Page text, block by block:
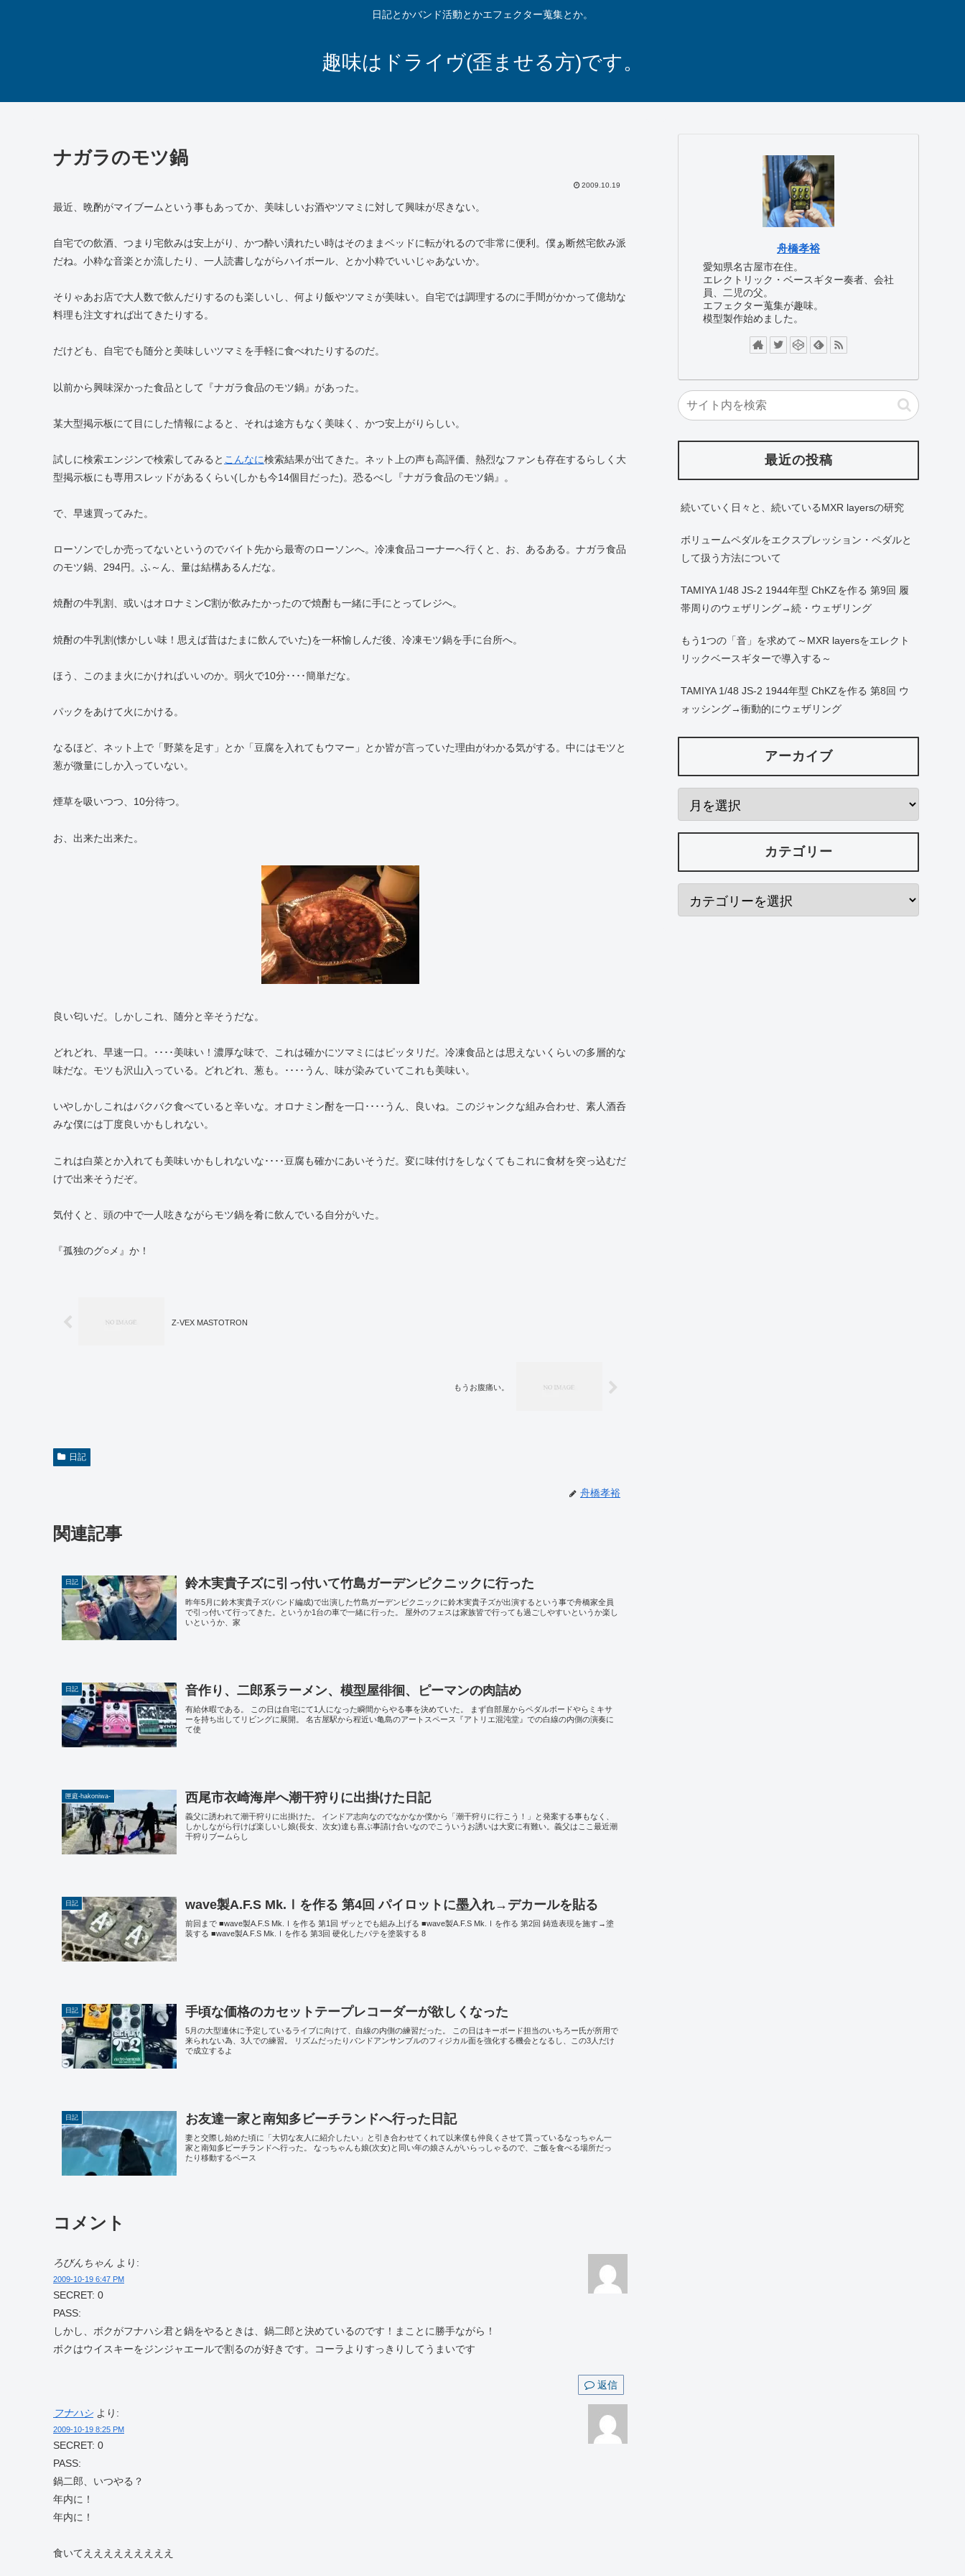
日記とかバンド活動とかエフェクター蒐集とか。
趣味はドライヴ(歪ませる方)です。
ナガラのモツ鍋
2009.10.19
最近、晩酌がマイブームという事もあってか、美味しいお酒やツマミに対して興味が尽きない。
自宅での飲酒、つまり宅飲みは安上がり、かつ酔い潰れたい時はそのままベッドに転がれるので非常に便利。僕ぁ断然宅飲み派
だね。小粋な音楽とか流したり、一人読書しながらハイボール、とか小粋でいいじゃあないか。
そりゃあお店で大人数で飲んだりするのも楽しいし、何より飯やツマミが美味い。自宅では調理するのに手間がかかって億劫な
料理も注文すれば出てきたりする。
だけども、自宅でも随分と美味しいツマミを手軽に食べれたりするのだ。
以前から興味深かった食品として『ナガラ食品のモツ鍋』があった。
某大型掲示板にて目にした情報によると、それは途方もなく美味く、かつ安上がりらしい。
試しに検索エンジンで検索してみると こんなに検索結果が出てきた。ネット上の声も高評価、熱烈なファンも存在するらしく大
型掲示板にも専用スレッドがあるくらい(しかも今14個目だった)。恐るべし『ナガラ食品のモツ鍋』。
で、早速買ってみた。
ローソンでしか売ってないというのでバイト先から最寄のローソンへ。冷凍食品コーナーへ行くと、お、あるある。ナガラ食品
のモツ鍋、294円。ふ～ん、量は結構あるんだな。
焼酎の牛乳割、或いはオロナミンC割が飲みたかったので焼酎も一緒に手にとってレジへ。
焼酎の牛乳割(懐かしい味！思えば昔はたまに飲んでいた)を一杯愉しんだ後、冷凍モツ鍋を手に台所へ。
ほう、このまま火にかければいいのか。弱火で10分････簡単だな。
パックをあけて火にかける。
なるほど、ネット上で「野菜を足す」とか「豆腐を入れてもウマー」とか皆が言っていた理由がわかる気がする。中にはモツと
葱が微量にしか入っていない。
煙草を吸いつつ、10分待つ。
お、出来た出来た。
良い匂いだ。しかしこれ、随分と辛そうだな。
どれどれ、早速一口。････美味い！濃厚な味で、これは確かにツマミにはピッタリだ。冷凍食品とは思えないくらいの多層的な
味だな。モツも沢山入っている。どれどれ、葱も。････うん、味が染みていてこれも美味い。
いやしかしこれはバクバク食べていると辛いな。オロナミン酎を一口････うん、良いね。このジャンクな組み合わせ、素人酒呑
みな僕には丁度良いかもしれない。
これは白菜とか入れても美味いかもしれないな････豆腐も確かにあいそうだ。変に味付けをしなくてもこれに食材を突っ込むだ
けで出来そうだぞ。
気付くと、頭の中で一人呟きながらモツ鍋を肴に飲んでいる自分がいた。
『孤独のグ○メ』か！
Z-VEX MASTOTRON
もうお腹痛い。
日記
舟橋孝裕
関連記事
日記 鈴木実貴子ズに引っ付いて竹島ガーデンピクニックに行った
昨年5月に鈴木実貴子ズ(バンド編成)で出演した竹島ガーデンピクニックに鈴木実貴子ズが出演するという事で舟橋家全員
で引っ付いて行ってきた。というか1台の車で一緒に行った。 屋外のフェスは家族皆で行っても過ごしやすいというか楽し
いというか、家
日記 音作り、二郎系ラーメン、模型屋徘徊、ピーマンの肉詰め
有給休暇である。 この日は自宅にて1人になった瞬間からやる事を決めていた。 まず自部屋からペダルボードやらミキサ
ーを持ち出してリビングに展開。 名古屋駅から程近い亀島のアートスペース『アトリエ混沌堂』での白線の内側の演奏に
て使
匣庭-hakoniwa- 西尾市衣崎海岸へ潮干狩りに出掛けた日記
義父に誘われて潮干狩りに出掛けた。 インドア志向なのでなかなか僕から「潮干狩りに行こう！」と発案する事もなく、
しかしながら行けば楽しいし娘(長女、次女)達も喜ぶ事請け合いなのでこういうお誘いは大変に有難い。義父はここ最近潮
干狩りブームらし
日記 wave製A.F.S Mk.Ⅰを作る 第4回 パイロットに墨入れ→デカールを貼る
前回まで ■wave製A.F.S Mk.Ⅰを作る 第1回 ザッとでも組み上げる ■wave製A.F.S Mk.Ⅰを作る 第2回 鋳造表現を施す→塗
装する ■wave製A.F.S Mk.Ⅰを作る 第3回 硬化したパテを塗装する 8
日記 手頃な価格のカセットテープレコーダーが欲しくなった
5月の大型連休に予定しているライブに向けて、白線の内側の練習だった。 この日はキーボード担当のいちろー氏が所用で
来られない為、3人での練習。 リズムだったりバンドアンサンブルのフィジカル面を強化する機会となるし、この3人だけ
で成立するよ
日記 お友達一家と南知多ビーチランドへ行った日記
妻と交際し始めた頃に「大切な友人に紹介したい」と引き合わせてくれて以来僕も仲良くさせて貰っているなっちゃん一
家と南知多ビーチランドへ行った。 なっちゃんも娘(次女)と同い年の娘さんがいらっしゃるので、ご飯を食べる場所だっ
たり移動するペース
コメント
ろびんちゃん より:
2009-10-19 6:47 PM
SECRET: 0
PASS:
しかし、ボクがフナハシ君と鍋をやるときは、鍋二郎と決めているのです！まことに勝手ながら！
ボクはウイスキーをジンジャエールで割るのが好きです。コーラよりすっきりしてうまいです
返信
フナハシ より:
2009-10-19 8:25 PM
SECRET: 0
PASS:
鍋二郎、いつやる？
年内に！
年内に！
食いてえええええええええ
舟橋孝裕
愛知県名古屋市在住。
エレクトリック・ベースギター奏者、会社
員、二児の父。
エフェクター蒐集が趣味。
模型製作始めました。
最近の投稿
続いていく日々と、続いているMXR layersの研究
ボリュームペダルをエクスプレッション・ペダルと
して扱う方法について
TAMIYA 1/48 JS-2 1944年型 ChKZを作る 第9回 履
帯周りのウェザリング→続・ウェザリング
もう1つの「音」を求めて～MXR layersをエレクト
リックベースギターで導入する～
TAMIYA 1/48 JS-2 1944年型 ChKZを作る 第8回 ウ
ォッシング→衝動的にウェザリング
アーカイブ
カテゴリー